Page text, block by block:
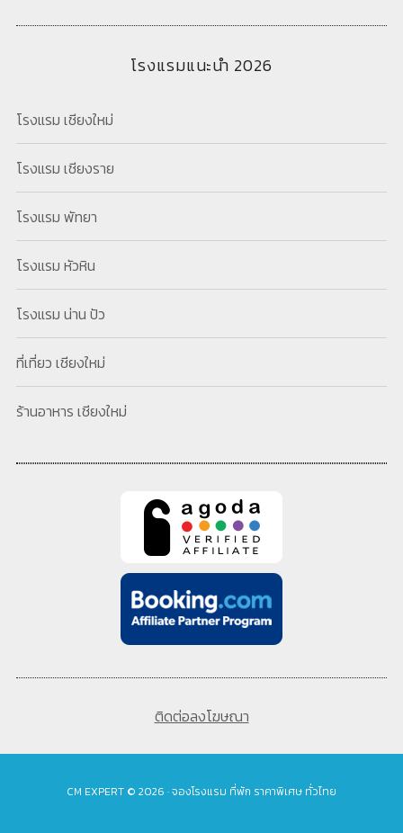
โรงแรมแนะนำ 2026
โรงแรม เชียงใหม่
โรงแรม เชียงราย
โรงแรม พัทยา
โรงแรม หัวหิน
โรงแรม น่าน ปัว
ที่เที่ยว เชียงใหม่
ร้านอาหาร เชียงใหม่
ติดต่อลงโฆษณา
CM EXPERT © 2026 · จองโรงแรม ที่พัก ราคาพิเศษ ทั่วไทย